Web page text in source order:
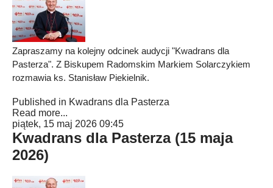
Zapraszamy na kolejny odcinek audycji "Kwadrans dla
Pasterza". Z Biskupem Radomskim Markiem Solarczykiem
rozmawia ks. Stanisław Piekielnik.
Published in Kwadrans dla Pasterza
Read more...
piątek, 15 maj 2026 09:45
Kwadrans dla Pasterza (15 maja
2026)